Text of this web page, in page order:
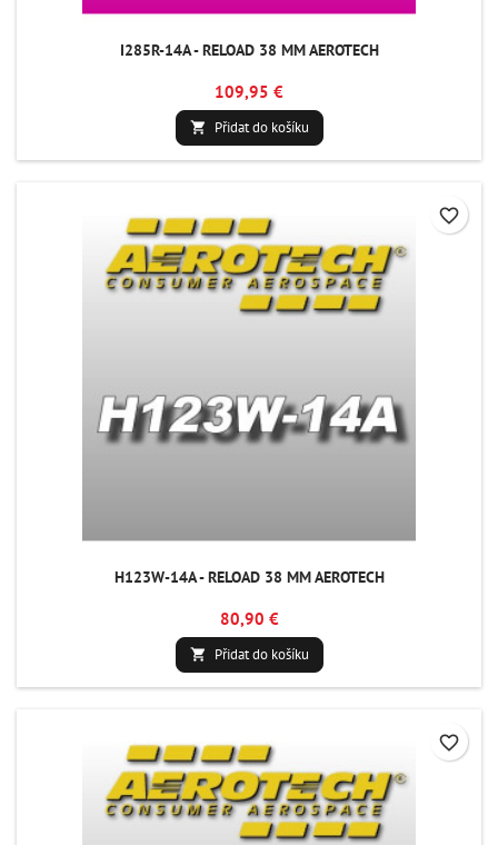
I285R-14A - RELOAD 38 MM AEROTECH
109,95 €
 Přidat do košíku
H123W-14A - RELOAD 38 MM AEROTECH
80,90 €
 Přidat do košíku
favorite_border
favorite_border